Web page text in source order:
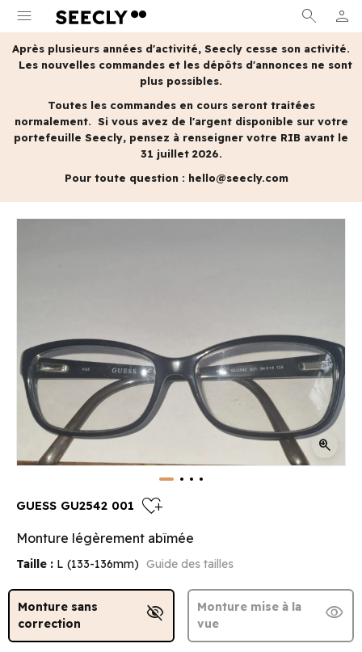
menu search person
MON
Après plusieurs années d'activité, Seecly cesse son activité.
Les nouvelles commandes et les dépôts d'annonces ne sont
plus possibles.
Toutes les commandes en cours seront traitées
normalement. Si vous avez de l'argent disponible sur votre
portefeuille Seecly, pensez à renseigner votre RIB avant le
31 juillet 2026.
Pour toute question : hello@seecly.com
zoom_in
GUESS GU2542 001 heart_plus
Monture légèrement abîmée
Taille : L (133-136mm) Guide des tailles
Monture sans
correction
visibility_off
Monture mise à la
vue
visibility